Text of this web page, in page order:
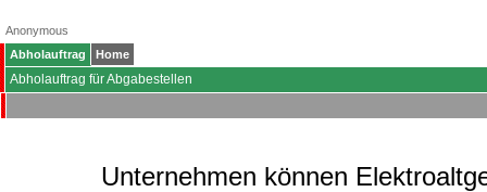
Anonymous
Abholauftrag
Home
Abholauftrag für Abgabestellen
Unternehmen können